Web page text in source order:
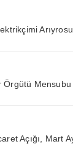
Örgütü
Açığı, Mart